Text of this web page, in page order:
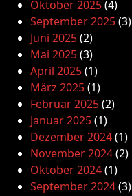
Oktober 2025(4)
September 2025(3)
Juni 2025(2)
Mai 2025(3)
April 2025(1)
März 2025(1)
Februar 2025(2)
Januar 2025(1)
Dezember 2024(1)
November 2024(2)
Oktober 2024(1)
September 2024(3)